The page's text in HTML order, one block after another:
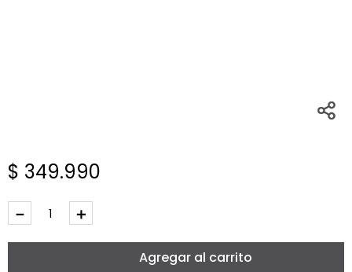
$ 349.990
＋
－
Agregar al carrito